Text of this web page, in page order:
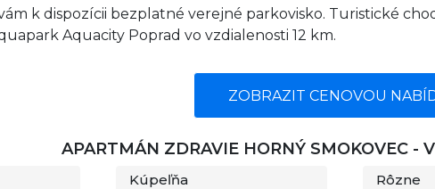
k dispozícii bezplatné verejné parkovisko. Turistické
Aquacity Poprad vo vzdialenosti 12 km.
ZOBRAZIT CENOVOU
APARTMÁN ZDRAVIE HORNÝ SMOKOVEC -
Kúpeľňa
Rôzne